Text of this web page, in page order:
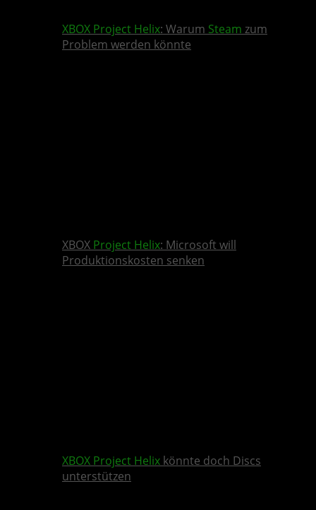
XBOX Project Helix: Warum Steam zum
Problem werden könnte
XBOX Project Helix: Microsoft will
Produktionskosten senken
XBOX Project Helix könnte doch Discs
unterstützen